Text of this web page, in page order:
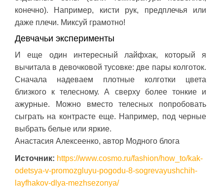
конечно). Например, кисти рук, предплечья или
даже плечи. Миксуй грамотно!
Девчачьи эксперименты
И еще один интересный лайфхак, который я
вычитала в девочковой тусовке: две пары колготок.
Сначала надеваем плотные колготки цвета
близкого к телесному. А сверху более тонкие и
ажурные. Можно вместо телесных попробовать
сыграть на контрасте еще. Например, под черные
выбрать белые или яркие.
Анастасия Алексеенко, автор Модного блога
Источник: https://www.cosmo.ru/fashion/how_to/kak-
odetsya-v-promozgluyu-pogodu-8-sogrevayushchih-
layfhakov-dlya-mezhsezonya/